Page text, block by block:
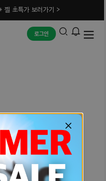
젤 초특가 보러가기 >
로그인
에러입니다.